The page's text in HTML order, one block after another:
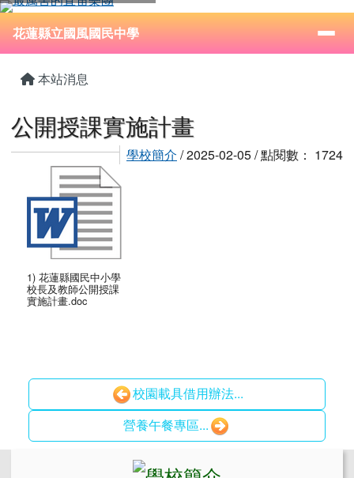
跳至主內容區
花蓮縣立國風國民中學
⏸
導覽列
花蓮縣立國風國民中學
本站消息
公開授課實施計畫
學校簡介 / 2025-02-05 / 點閱數： 1724
1) 花蓮縣國民中小學
校長及教師公開授課
實施計畫.doc
校園載具借用辦法...
營養午餐專區...